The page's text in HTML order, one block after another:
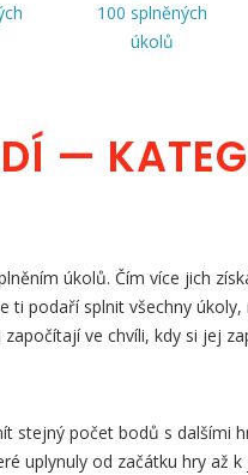
100 splněných
úkolů
—
úkolů. Čím více jich
ti podaří splnit všechny
ve chvíli, kdy si jej
stejný počet bodů s dalšími
uplynuly od začátku hry až